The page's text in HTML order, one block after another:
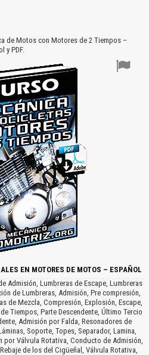
de Motos con Motores de 2 Tiempos –
y PDF.
EN MOTORES DE MOTOS – ESPAÑOL
Admisión, Lumbreras de Escape, Lumbreras
de Lumbreras, Admisión, Pre compresión,
de Mezcla, Compresión, Explosión, Escape,
Tiempos, Parte Descendente, Último Tercio
Admisión por Falda, Resonadores de
Soporte, Topes, Separador, Lamina,
por Válvula Rotativa, Conducto de Admisión,
de los del Cigüeñal, Válvula Rotativa,